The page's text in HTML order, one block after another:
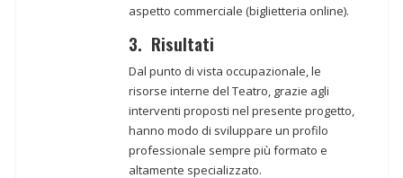
aspetto commerciale (biglietteria online).
3. Risultati
Dal punto di vista occupazionale, le
risorse interne del Teatro, grazie agli
interventi proposti nel presente progetto,
hanno modo di sviluppare un profilo
professionale sempre più formato e
altamente specializzato.